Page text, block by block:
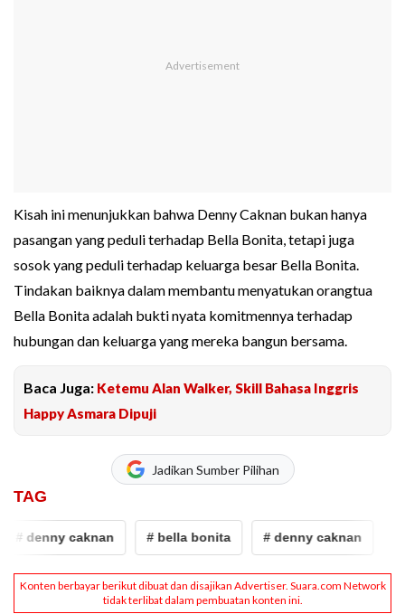
Kisah ini menunjukkan bahwa Denny Caknan bukan hanya
pasangan yang peduli terhadap Bella Bonita, tetapi juga
sosok yang peduli terhadap keluarga besar Bella Bonita.
Tindakan baiknya dalam membantu menyatukan orangtua
Bella Bonita adalah bukti nyata komitmennya terhadap
hubungan dan keluarga yang mereka bangun bersama.
Baca Juga: Ketemu Alan Walker, Skill Bahasa Inggris
Happy Asmara Dipuji
Jadikan Sumber Pilihan
TAG
# denny caknan # bella bonita # denny caknan